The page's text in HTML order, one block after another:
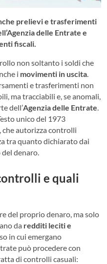
prelievi e trasferimenti
delle Entrate e
fiscali.
non soltanto i soldi che
i movimenti in uscita.
e trasferimenti non
ma tracciabili e, se anomali,
dell’Agenzia delle Entrate.
unico del 1973
che autorizza controlli
tra quanto dichiarato dai
denaro.
e quali
del proprio denaro, ma solo
da redditi leciti e
in cui emergano
può procedere con
di controlli casuali: